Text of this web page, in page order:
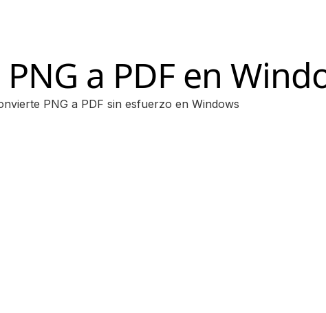
a PDF en
PNG a PDF sin esfuerzo en Windows